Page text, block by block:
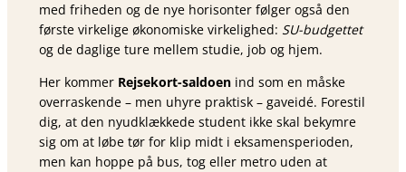
med friheden og de nye horisonter følger også den
første virkelige økonomiske virkelighed: SU-budgettet
og de daglige ture mellem studie, job og hjem.
Her kommer Rejsekort-saldoen ind som en måske
overraskende – men uhyre praktisk – gaveidé. Forestil
dig, at den nyudklækkede student ikke skal bekymre
sig om at løbe tør for klip midt i eksamensperioden,
men kan hoppe på bus, tog eller metro uden at